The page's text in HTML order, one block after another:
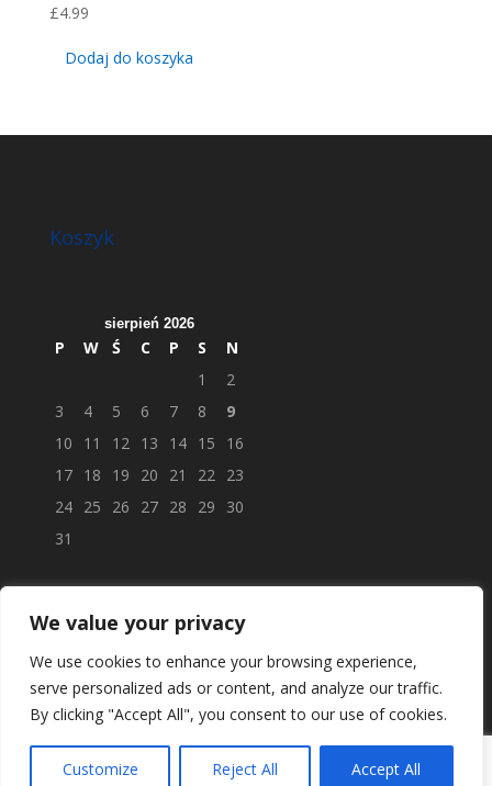
We value your privacy
We use cookies to enhance your browsing experience,
serve personalized ads or content, and analyze our traffic.
By clicking "Accept All", you consent to our use of cookies.
Customize Reject All Accept All
£4.99
Dodaj do koszyka
Koszyk
sierpień 2026
P W Ś C P S
N
1
2
3
4 5 6 7 8
9
10
11 12 13 14 15
16
17 18 19 20 21 22
23
24 25 26 27 28 29
30
31